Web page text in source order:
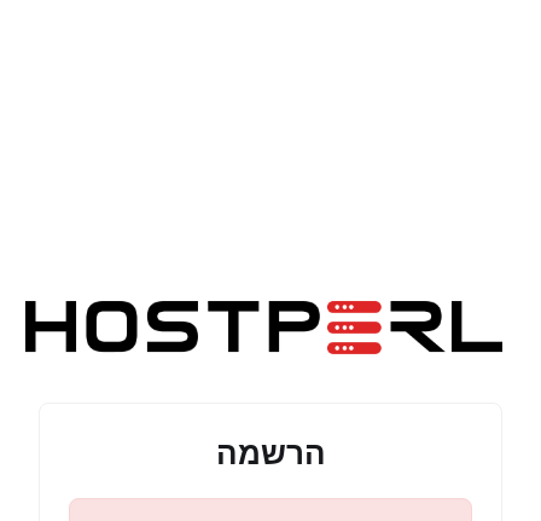
הרשמה